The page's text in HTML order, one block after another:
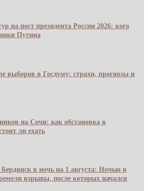
на пост президента России 2026: кого
Путина
выборов в Госдуму: страхи, прогнозы и
на Сочи: как обстановка в
ли ехать
в ночь на 1 августа: Ночью в
взрывы, после которых начался